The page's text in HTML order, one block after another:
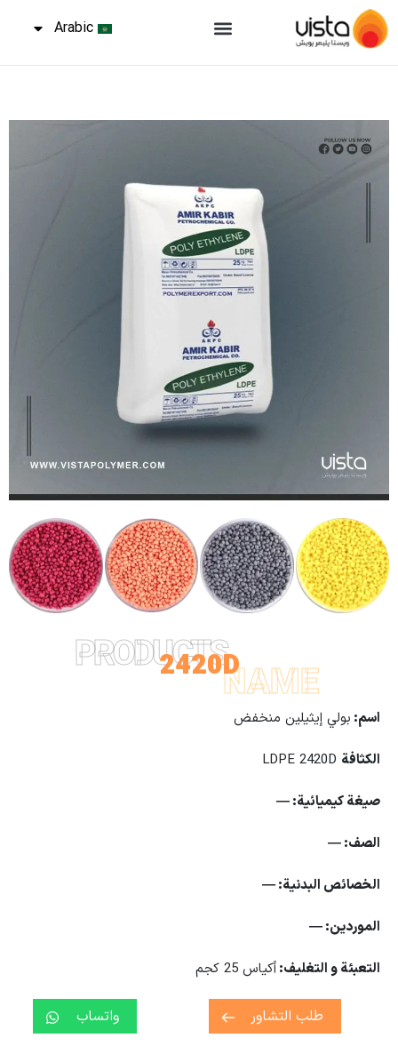
Arabic
PRODUCTS
2420DNAME
اسم: بولي إيثيلين منخفض
الكثافة
صيغة كيميائية: —
الصف: —
الخصائص البدنية: —
الموردين: —
التعبئة و التغليف:أكياس 25 كجم
طلب التشاور واتساب